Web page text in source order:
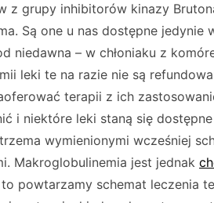
z grupy inhibitorów kinazy
Są one u nas dostępne jedynie
niedawna – w chłoniaku z
leki te na razie nie są
terapii z ich
i niektóre leki staną się
wymienionymi wcześniej
Makroglobulinemia jest jednak
powtarzamy schemat leczenia